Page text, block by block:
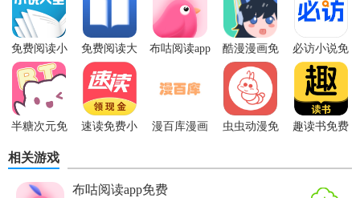
布咕阅读app免费下载技巧
免费阅读小
说大全最新
版
免费阅读大
师
布咕阅读app
酷漫漫画免
费漫画平台
必访小说免
费阅读
半糖次元免
速读免费小
漫百库漫画
虫虫动漫免
趣读书免费
相关游戏
布咕阅读app免费